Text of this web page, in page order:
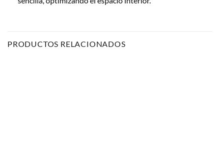
PRODUCTOS RELACIONADOS